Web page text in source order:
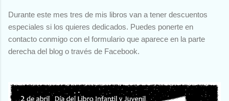
Durante este mes tres de mis libros van a tener descuentos
especiales si los quieres dedicados. Puedes ponerte en
contacto conmigo con el formulario que aparece en la parte
derecha del blog o través de Facebook.